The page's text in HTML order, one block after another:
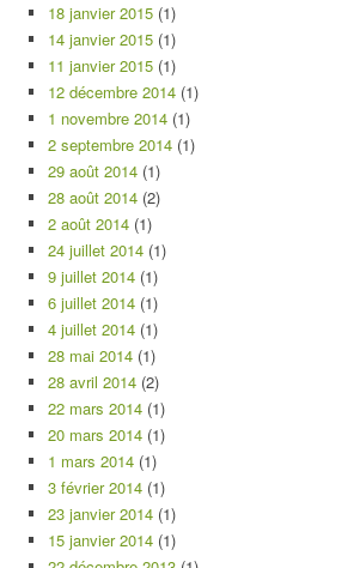
18 janvier 2015 (1)
14 janvier 2015 (1)
11 janvier 2015 (1)
12 décembre 2014 (1)
1 novembre 2014 (1)
2 septembre 2014 (1)
29 août 2014 (1)
28 août 2014 (2)
2 août 2014 (1)
24 juillet 2014 (1)
9 juillet 2014 (1)
6 juillet 2014 (1)
4 juillet 2014 (1)
28 mai 2014 (1)
28 avril 2014 (2)
22 mars 2014 (1)
20 mars 2014 (1)
1 mars 2014 (1)
3 février 2014 (1)
23 janvier 2014 (1)
15 janvier 2014 (1)